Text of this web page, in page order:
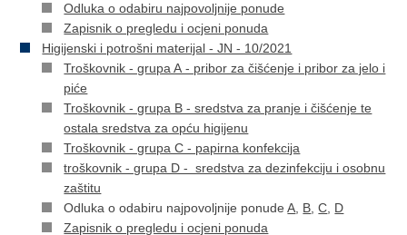
Odluka o odabiru najpovoljnije ponude
Zapisnik o pregledu i ocjeni ponuda
Higijenski i potrošni materijal - JN - 10/2021
Troškovnik - grupa A - pribor za čišćenje i pribor za jelo i
piće
Troškovnik - grupa B - sredstva za pranje i čišćenje te
ostala sredstva za opću higijenu
Troškovnik - grupa C - papirna konfekcija
troškovnik - grupa D - sredstva za dezinfekciju i osobnu
zaštitu
Odluka o odabiru najpovoljnije ponudeA B ,C D
Zapisnik o pregledu i ocjeni ponuda